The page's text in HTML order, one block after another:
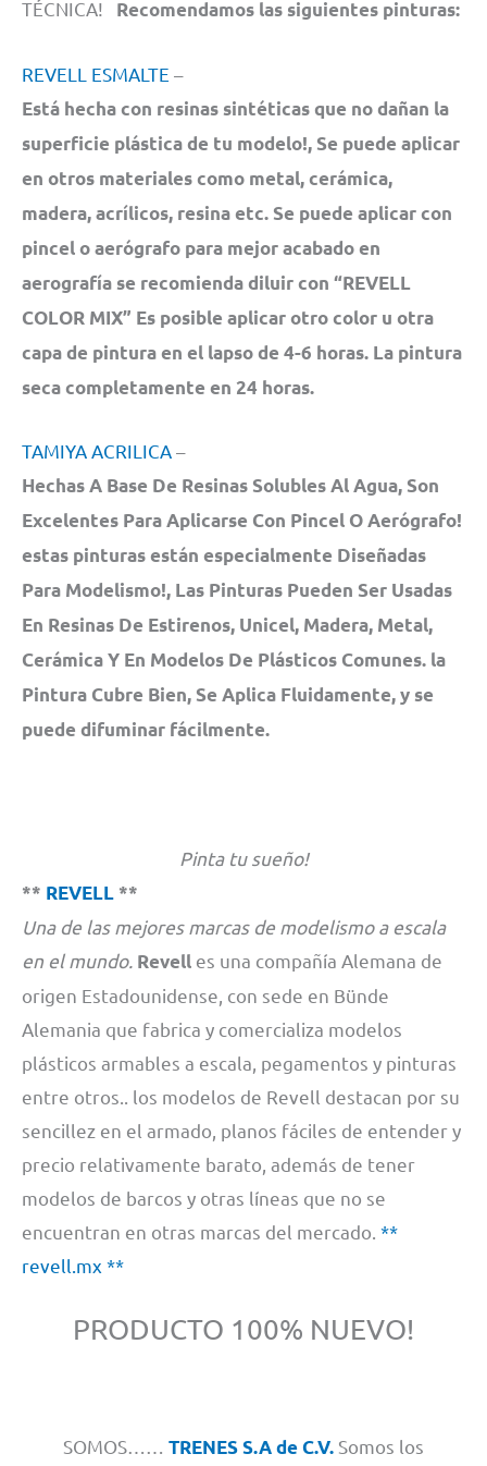
TÉCNICA! Recomendamos las siguientes pinturas:
REVELL ESMALTE –
Está hecha con resinas sintéticas que no dañan la
superficie plástica de tu modelo!, Se puede aplicar
en otros materiales como metal, cerámica,
madera, acrílicos, resina etc. Se puede aplicar con
pincel o aerógrafo para mejor acabado en
aerografía se recomienda diluir con “REVELL
COLOR MIX” Es posible aplicar otro color u otra
capa de pintura en el lapso de 4-6 horas. La pintura
seca completamente en 24 horas.
TAMIYA ACRILICA–
Hechas A Base De Resinas Solubles Al Agua, Son
Excelentes Para Aplicarse Con Pincel O Aerógrafo!
estas pinturas están especialmente Diseñadas
Para Modelismo!, Las Pinturas Pueden Ser Usadas
En Resinas De Estirenos, Unicel, Madera, Metal,
Cerámica Y En Modelos De Plásticos Comunes. la
Pintura Cubre Bien, Se Aplica Fluidamente, y se
puede difuminar fácilmente.
Pinta tu sueño!
** REVELL **
Una de las mejores marcas de modelismo a escala
en el mundo. Revell es una compañía Alemana de
origen Estadounidense, con sede en Bünde
Alemania que fabrica y comercializa modelos
plásticos armables a escala, pegamentos y pinturas
entre otros.. los modelos de Revell destacan por su
sencillez en el armado, planos fáciles de entender y
precio relativamente barato, además de tener
modelos de barcos y otras líneas que no se
encuentran en otras marcas del mercado. **
revell.mx **
PRODUCTO 100% NUEVO!
SOMOS…… TRENES S.A de C.V. Somos los